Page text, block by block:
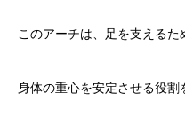
このアーチは、足を支えるた
身体の重心を安定させる役割